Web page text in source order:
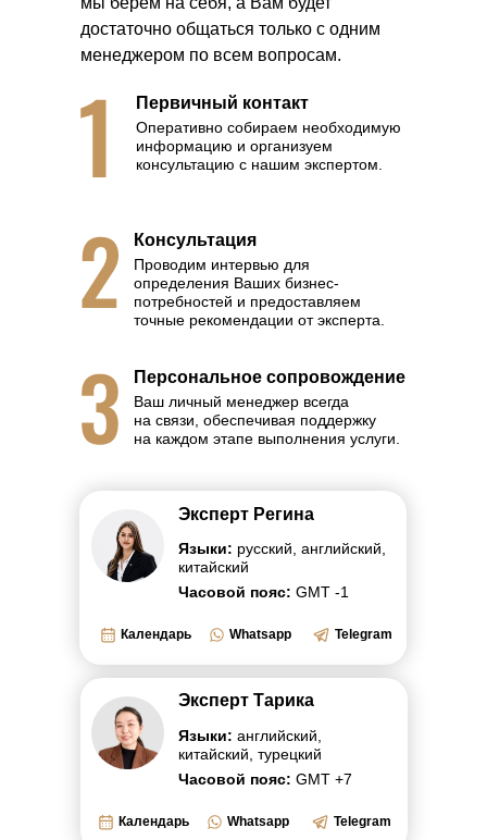
достаточно общаться только с одним
менеджером по всем вопросам.
Первичный контакт
Оперативно собираем необходимую
информацию и организуем
консультацию с нашим экспертом.
Консультация
Проводим интервью для
определения Ваших бизнес-
потребностей и предоставляем
точные рекомендации от эксперта.
Персональное сопровождение
Ваш личный менеджер всегда
на связи, обеспечивая поддержку
на каждом этапе выполнения услуги.
Эксперт Регина
Языки: русский, английский,
китайский
Часовой пояс: GMT -1
Эксперт Тарика
Языки: английский,
китайский, турецкий
Часовой пояс: GMT +7
Календарь Whatsapp Telegram
Календарь Whatsapp Telegram